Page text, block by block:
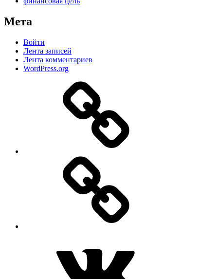
Мета
Войти
Лента записей
Лента комментариев
WordPress.org